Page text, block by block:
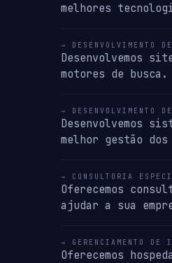
melhores
→ DESENVOLVIMENTO
Desenvolvemos
motores de busca.
→ DESENVOLVIMENTO
Desenvolvemos
melhor gestão
→ CONSULTORIA
Oferecemos
ajudar a sua
→ GERENCIAMENTO DE
Oferecemos